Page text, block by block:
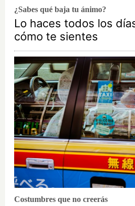
¿Sabes qué baja tu ánimo?
Lo haces todos los
cómo te sientes
Costumbres que no creerás